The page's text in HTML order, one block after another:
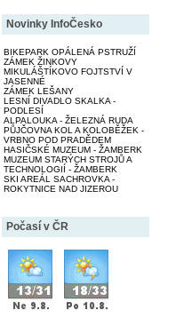
Novinky InfoČesko
BIKEPARK OPÁLENÁ PSTRUŽÍ
ZÁMEK ŽINKOVY
MIKULÁŠTÍKOVO FOJTSTVÍ V
JASENNÉ
ZÁMEK LEŠANY
LESNÍ DIVADLO SKALKA -
PODLESÍ
ALPALOUKA - ŽELEZNÁ RUDA
PŮJČOVNA KOL A KOLOBĚŽEK -
VRBNO POD PRADĚDEM
HASIČSKÉ MUZEUM - ŽAMBERK
MUZEUM STARÝCH STROJŮ A
TECHNOLOGIÍ - ŽAMBERK
SKI AREÁL SACHROVKA -
ROKYTNICE NAD JIZEROU
Počasí v ČR